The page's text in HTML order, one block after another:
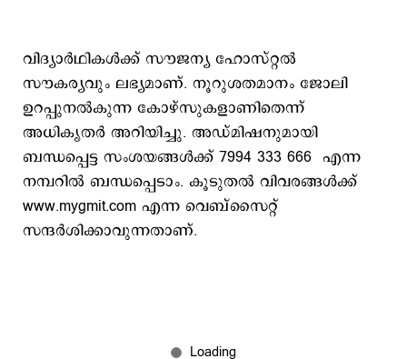
വിദ്യാര്‍ഥികള്‍ക്ക് സൗജന്യ ഹോസ്റ്റൽ
സൗകര്യവും ലഭ്യമാണ്. നൂറുശതമാനം ജോലി
ഉറപ്പുനല്‍കുന്ന കോഴ്സുകളാണിതെന്ന്
അധികൃതര്‍ അറിയിച്ചു. അഡ്മിഷനുമായി
ബന്ധപ്പെട്ട സംശയങ്ങള്‍ക്ക് 7994 333 666 എന്ന
നമ്പറിൽ ബന്ധപ്പെടാം. കൂടുതല്‍ വിവരങ്ങള്‍ക്ക്
www.mygmit.com എന്ന വെബ്സൈറ്റ്
സന്ദർശിക്കാവുന്നതാണ്.